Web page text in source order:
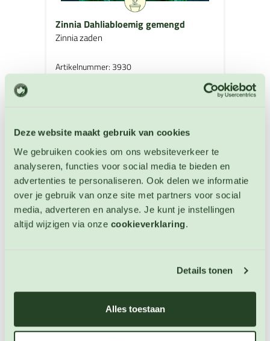
Deze website maakt gebruik van cookies
We gebruiken cookies om ons websiteverkeer te
analyseren, functies voor social media te bieden en
advertenties te personaliseren. Ook delen we informatie
over je gebruik van onze site met partners voor social
media, adverteren en analyse. Je kunt je instellingen
altijd wijzigen via onze cookieverklaring.
Details tonen
Alles toestaan
Zinnia Dahliabloemig gemengd
Zinnia zaden
Artikelnummer: 3930